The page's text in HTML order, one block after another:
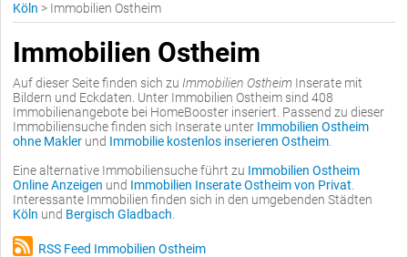
Köln > Immobilien Ostheim
Immobilien Ostheim
Auf dieser Seite finden sich zu Immobilien Ostheim Inserate mit
Bildern und Eckdaten. Unter Immobilien Ostheim sind 408
Immobilienangebote bei HomeBooster inseriert. Passend zu dieser
Immobiliensuche finden sich Inserate unter Immobilien Ostheim
ohne Makler und Immobilie kostenlos inserieren Ostheim
Eine alternative Immobiliensuche führt zu Immobilien Ostheim
Online Anzeigen und Immobilien Inserate Ostheim von Privat
Interessante Immobilien finden sich in den umgebenden Städten
Köln und Bergisch Gladbach
RSS Feed Immobilien Ostheim